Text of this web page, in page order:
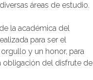
áreas de estudio.
la académica del
para ser el
y un honor, para
obligación del disfrute de